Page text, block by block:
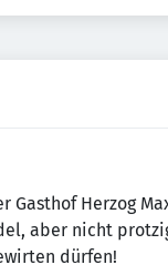
Gasthof Herzog
aber nicht
dürfen!